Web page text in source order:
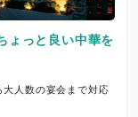
ょっと良い中華を
人数の宴会まで対応